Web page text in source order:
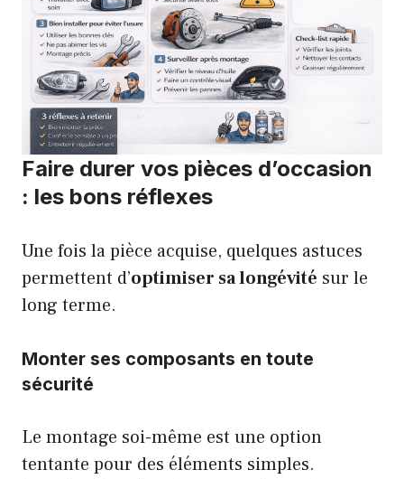
Faire durer vos pièces d’occasion
: les bons réflexes
Une fois la pièce acquise, quelques astuces
permettent d’optimiser sa longévité sur le
long terme.
Monter ses composants en toute
sécurité
Le montage soi-même est une option
tentante pour des éléments simples.